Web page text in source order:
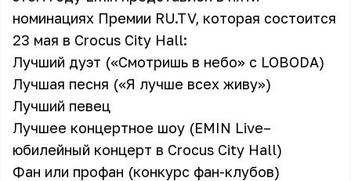
номинациях Премии RU.TV, которая состоится
23 мая в Crocus City Hall:
Лучший дуэт («Смотришь в небо» с LOBODA)
Лучшая песня («Я лучше всех живу»)
Лучший певец
Лучшее концертное шоу (EMIN Live–
юбилейный концерт в Crocus City Hall)
Фан или профан (конкурс фан-клубов)